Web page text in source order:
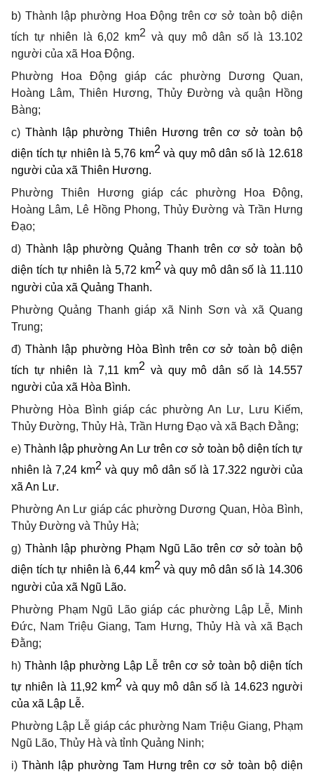
b) Thành lập phường Hoa Động trên cơ sở toàn bộ diện
tích tự nhiên là 6,02 km2 và quy mô dân số là 13.102
người của xã Hoa Động.
Phường Hoa Động giáp các phường Dương Quan,
Hoàng Lâm, Thiên Hương, Thủy Đường và quận Hồng
Bàng;
c) Thành lập phường Thiên Hương trên cơ sở toàn bộ
diện tích tự nhiên là 5,76 km2và quy mô dân số là 12.618
người của xã Thiên Hương.
Phường Thiên Hương giáp các phường Hoa Động,
Hoàng Lâm, Lê Hồng Phong, Thủy Đường và Trần Hưng
Đạo;
d) Thành lập phường Quảng Thanh trên cơ sở toàn bộ
diện tích tự nhiên là 5,72 km2và quy mô dân số là 11.110
người của xã Quảng Thanh.
Phường Quảng Thanh giáp xã Ninh Sơn và xã Quang
Trung;
đ)Thành lập phường Hòa Bình trên cơ sở toàn bộdiện
tích tự nhiên là 7,11 km2 và quy mô dân số là 14.557
người của xã Hòa Bình.
Phường Hòa Bình giáp các phường An Lư, Lưu Kiếm,
Thủy Đường, Thủy Hà, Trần Hưng Đạo và xã Bạch Đằng;
e) Thành lập phường An Lư trên cơ sở toàn bộ diện tích tự
nhiên là 7,24 km2 và quy mô dân số là 17.322 người của
xã An Lư.
Phường An Lư giáp các phường Dương Quan, Hòa Bình,
Thủy Đường và Thủy Hà;
g) Thành lập phường Phạm Ngũ Lão trên cơ sở toàn bộ
diện tích tự nhiên là 6,44 km2và quy mô dân số là 14.306
người của xã Ngũ Lão.
Phường Phạm Ngũ Lão giáp các phường Lập Lễ, Minh
Đức, Nam Triệu Giang, Tam Hưng, Thủy Hà và xã Bạch
Đằng;
h)Thành lập phường Lập Lễ trên cơ sở toàn bộ diện tích
tự nhiên là 11,92 km2 và quy mô dân số là 14.623 người
của xã Lập Lễ.
Phường Lập Lễ giáp các phường Nam Triệu Giang, Phạm
Ngũ Lão, Thủy Hà và tỉnh Quảng Ninh;
i) Thành lập phường Tam Hưng trên cơ sở toàn bộ diện